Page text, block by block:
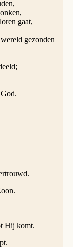
gaat,
gezonden
Hij komt.